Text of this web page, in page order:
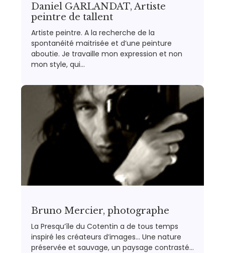
Daniel GARLANDAT, Artiste
peintre de tallent
Artiste peintre. A la recherche de la
spontanéité maitrisée et d’une peinture
aboutie. Je travaille mon expression et non
mon style, qui…
Bruno Mercier, photographe
La Presqu’île du Cotentin a de tous temps
inspiré les créateurs d’images… Une nature
préservée et sauvage, un paysage contrasté…